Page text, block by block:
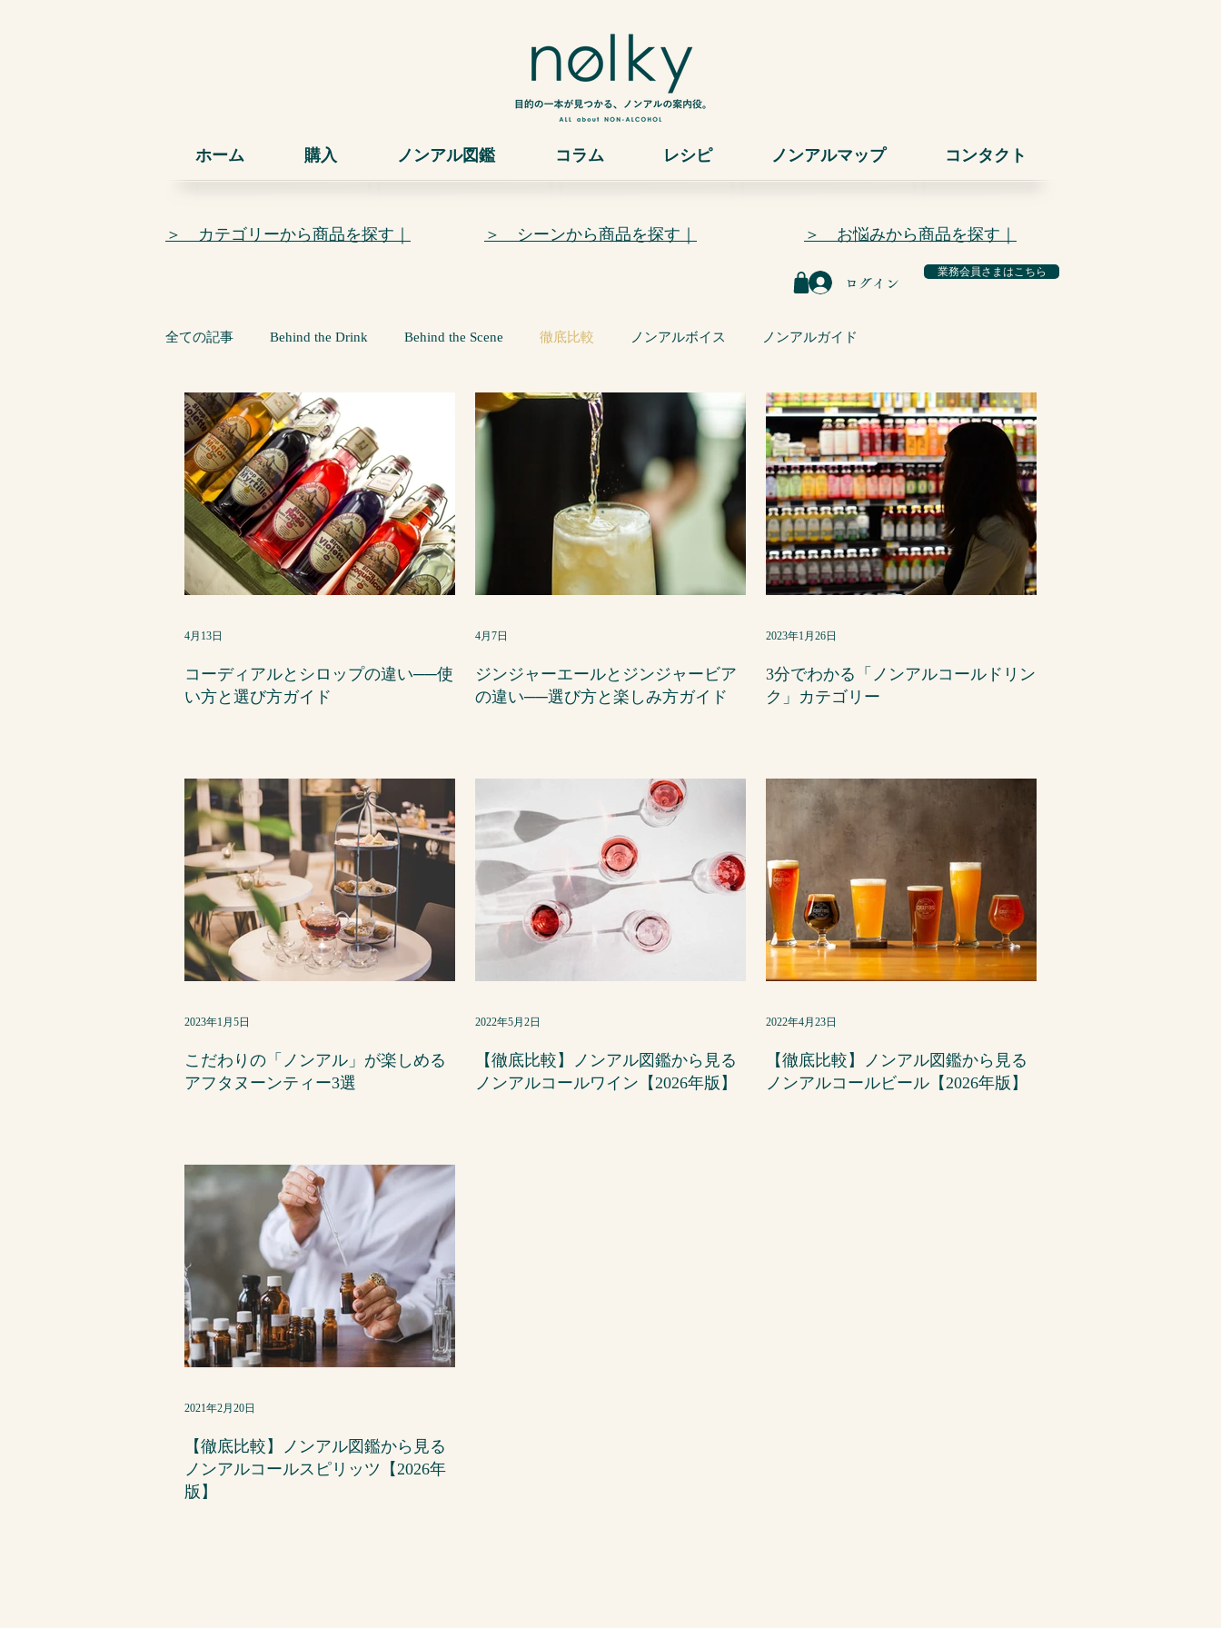
ホーム 購入 ノンアル図鑑 コラム レシピ ノンアルマップ コンタクト
＞ カテゴリーから商品を探す｜ ＞ シーンから商品を探す｜ ＞ お悩みから商品を探す｜
ログイン
業務会員さまはこちら
全ての記事 Behind the Drink Behind the Scene 徹底比較 ノンアルボイス ノンアルガイド
コーディアルとシロップの違い──使
い方と選び方ガイド
4月13日
ジンジャーエールとジンジャービア
の違い──選び方と楽しみ方ガイド
4月7日
3分でわかる「ノンアルコールドリン
ク」カテゴリー
2023年1月26日
こだわりの「ノンアル」が楽しめる
アフタヌーンティー3選
2023年1月5日
【徹底比較】ノンアル図鑑から見る
ノンアルコールワイン【2026年版】
2022年5月2日
【徹底比較】ノンアル図鑑から見る
ノンアルコールビール【2026年版】
2022年4月23日
【徹底比較】ノンアル図鑑から見る
ノンアルコールスピリッツ【2026年
版】
2021年2月20日